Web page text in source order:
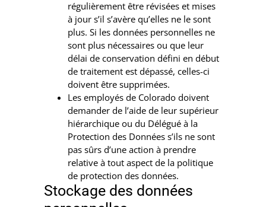
régulièrement être révisées et mises
à jour s’il s’avère qu’elles ne le sont
plus. Si les données personnelles ne
sont plus nécessaires ou que leur
délai de conservation défini en début
de traitement est dépassé, celles-ci
doivent être supprimées.
Les employés de Colorado doivent
demander de l’aide de leur supérieur
hiérarchique ou du Délégué à la
Protection des Données s’ils ne sont
pas sûrs d’une action à prendre
relative à tout aspect de la politique
de protection des données.
Stockage des données